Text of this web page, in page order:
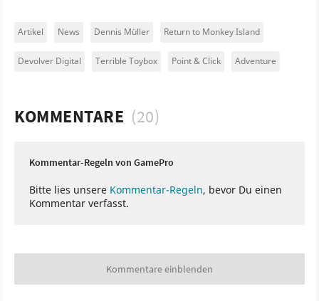
Artikel News Dennis Müller Return to Monkey Island
Devolver Digital Terrible Toybox Point & Click Adventure
KOMMENTARE (20)
Kommentar-Regeln von GamePro
Bitte lies unsere Kommentar-Regeln, bevor Du einen
Kommentar verfasst.
Kommentare einblenden